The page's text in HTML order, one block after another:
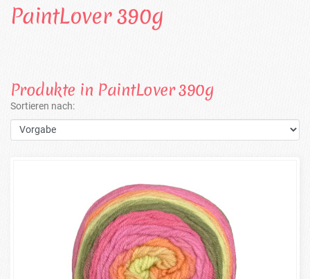
PaintLover 390g
Produkte in PaintLover 390g
Sortieren nach: